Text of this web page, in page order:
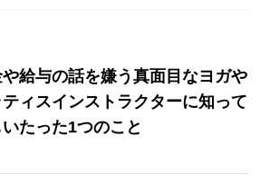
給与の話を嫌う真面目なヨガや
ティスインストラクターに知って
たった1つのこと